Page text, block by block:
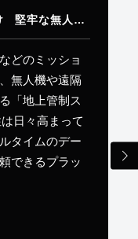
GETACの無人機・ドローン向け 堅牢な無人機地上管制ステーションソリューション
どのミッショ
無人機や遠隔
「地上管制ス
日々高まって
タイムのデー
できるプラッ